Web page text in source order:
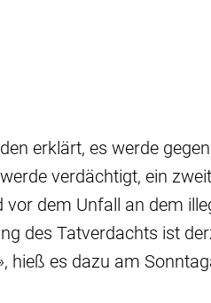
erklärt, es werde
verdächtigt, ein
dem Unfall an dem
des Tatverdachts ist
hieß es dazu am